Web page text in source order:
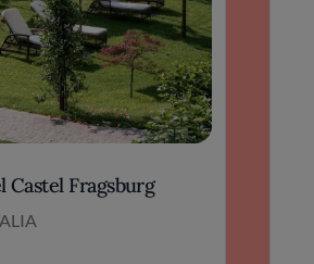
Castel Fragsburg